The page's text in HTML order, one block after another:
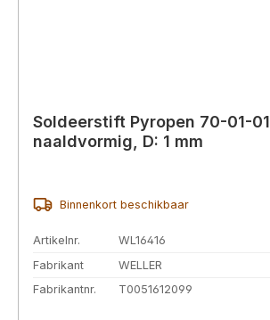
Soldeerstift Pyropen 70-01-01
naaldvormig, D: 1 mm
Binnenkort beschikbaar
Artikelnr.
WL16416
Fabrikant
WELLER
Fabrikantnr.
T0051612099